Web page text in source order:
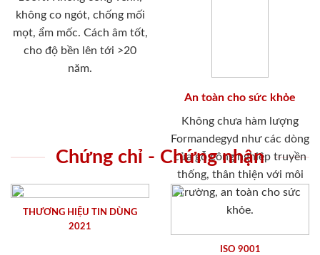
không co ngót, chống mối
mọt, ẩm mốc. Cách âm tốt,
cho độ bền lên tới >20
năm.
An toàn cho sức khỏe
Không chưa hàm lượng
Formandegyd như các dòng
cửa gỗ công nghiệp truyền
thống, thân thiện với môi
trường, an toàn cho sức
khỏe.
Chứng chỉ - Chứng nhận
THƯƠNG HIỆU TIN DÙNG
2021
ISO 9001